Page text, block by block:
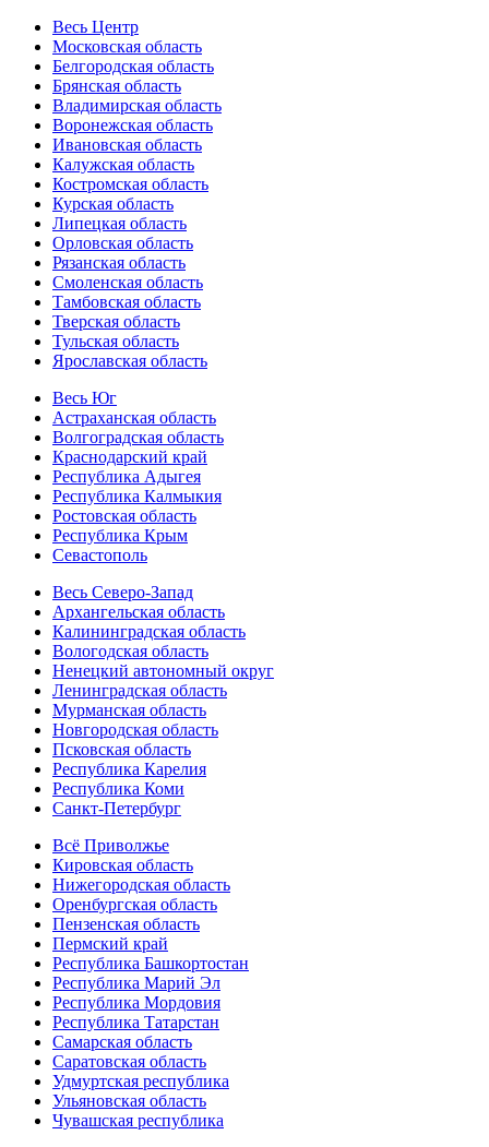
Весь Центр
Московская область
Белгородская область
Брянская область
Владимирская область
Воронежская область
Ивановская область
Калужская область
Костромская область
Курская область
Липецкая область
Орловская область
Рязанская область
Смоленская область
Тамбовская область
Тверская область
Тульская область
Ярославская область
Весь Юг
Астраханская область
Волгоградская область
Краснодарский край
Республика Адыгея
Республика Калмыкия
Ростовская область
Республика Крым
Севастополь
Весь Северо-Запад
Архангельская область
Калининградская область
Вологодская область
Ненецкий автономный округ
Ленинградская область
Мурманская область
Новгородская область
Псковская область
Республика Карелия
Республика Коми
Санкт-Петербург
Всё Приволжье
Кировская область
Нижегородская область
Оренбургская область
Пензенская область
Пермский край
Республика Башкортостан
Республика Марий Эл
Республика Мордовия
Республика Татарстан
Самарская область
Саратовская область
Удмуртская республика
Ульяновская область
Чувашская республика